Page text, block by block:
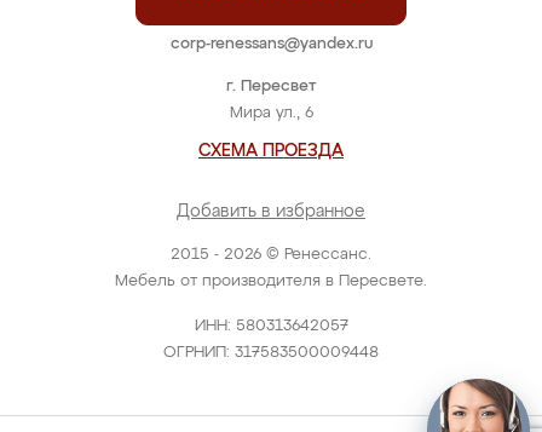
2015 - 2026 © Ренессанс.
Мебель от производителя в Пересвете.
ИНН: 580313642057
ОГРНИП: 317583500009448
г. Пересвет
Мира ул., 6
СХЕМА ПРОЕЗДА
Добавить в избранное
corp-renessans@yandex.ru